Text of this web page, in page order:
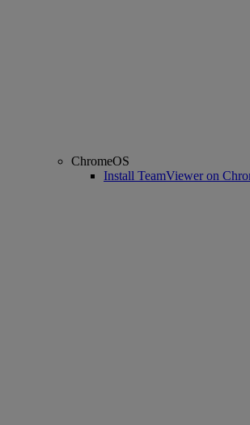
ChromeOS
Install TeamViewer on